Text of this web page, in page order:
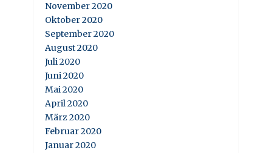
November 2020
Oktober 2020
September 2020
August 2020
Juli 2020
Juni 2020
Mai 2020
April 2020
März 2020
Februar 2020
Januar 2020